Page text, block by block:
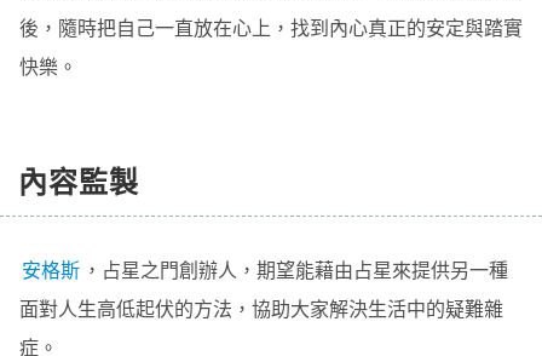
後，隨時把自己一直放在心上，找到內心真正的安定與踏實
快樂。
內容監製
安格斯 ， 占星之門創辦人 ，期望能藉由占星來提供另一種
面對人生高低起伏的方法，協助大家解決生活中的疑難雜
症。